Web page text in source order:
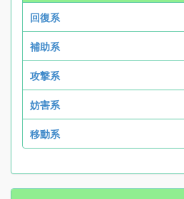
回復系
補助系
攻撃系
妨害系
移動系